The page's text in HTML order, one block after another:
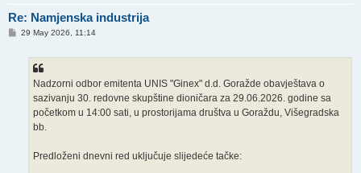
Re: Namjenska industrija
P29 May 2026, 11:14
Nadzorni odbor emitenta UNIS "Ginex" d.d. Goražde obavještava o
sazivanju 30. redovne skupštine dioničara za 29.06.2026. godine sa
početkom u 14:00 sati, u prostorijama društva u Goraždu, Višegradska
bb.
Predloženi dnevni red uključuje slijedeće tačke: